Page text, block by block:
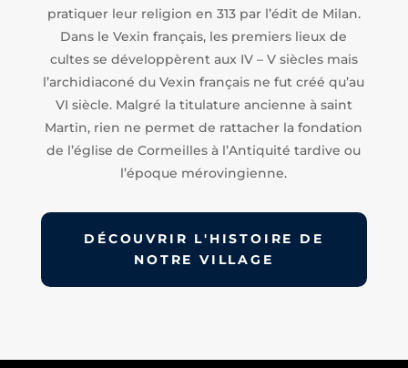
pratiquer leur religion en 313 par l’édit de Milan.
Dans le Vexin français, les premiers lieux de
cultes se développèrent aux IV – V siècles mais
l’archidiaconé du Vexin français ne fut créé qu’au
VI siècle. Malgré la titulature ancienne à saint
Martin, rien ne permet de rattacher la fondation
de l’église de Cormeilles à l’Antiquité tardive ou
l’époque mérovingienne.
DÉCOUVRIR L'HISTOIRE DE
NOTRE VILLAGE